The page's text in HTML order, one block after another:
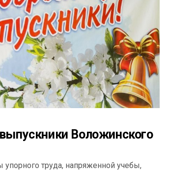
Воложинского
упорного труда, напряженной учебы,